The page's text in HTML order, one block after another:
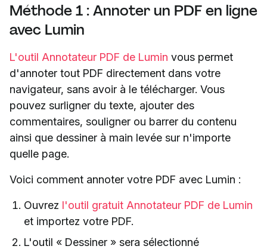
Méthode 1 : Annoter un PDF en ligne
avec Lumin
L'outil Annotateur PDF de Lumin vous permet
d'annoter tout PDF directement dans votre
navigateur, sans avoir à le télécharger. Vous
pouvez surligner du texte, ajouter des
commentaires, souligner ou barrer du contenu
ainsi que dessiner à main levée sur n'importe
quelle page.
Voici comment annoter votre PDF avec Lumin :
Ouvrez l'outil gratuit Annotateur PDF de Lumin
et importez votre PDF.
L'outil « Dessiner » sera sélectionné